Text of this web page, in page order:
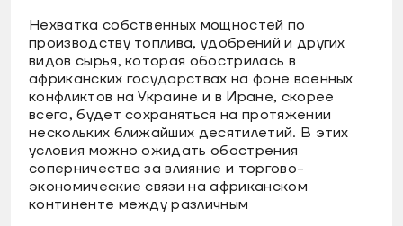
Нехватка собственных мощностей по
производству топлива, удобрений и других
видов сырья, которая обострилась в
африканских государствах на фоне военных
конфликтов на Украине и в Иране, скорее
всего, будет сохраняться на протяжении
нескольких ближайших десятилетий. В этих
условия можно ожидать обострения
соперничества за влияние и торгово-
экономические связи на африканском
континенте между различным